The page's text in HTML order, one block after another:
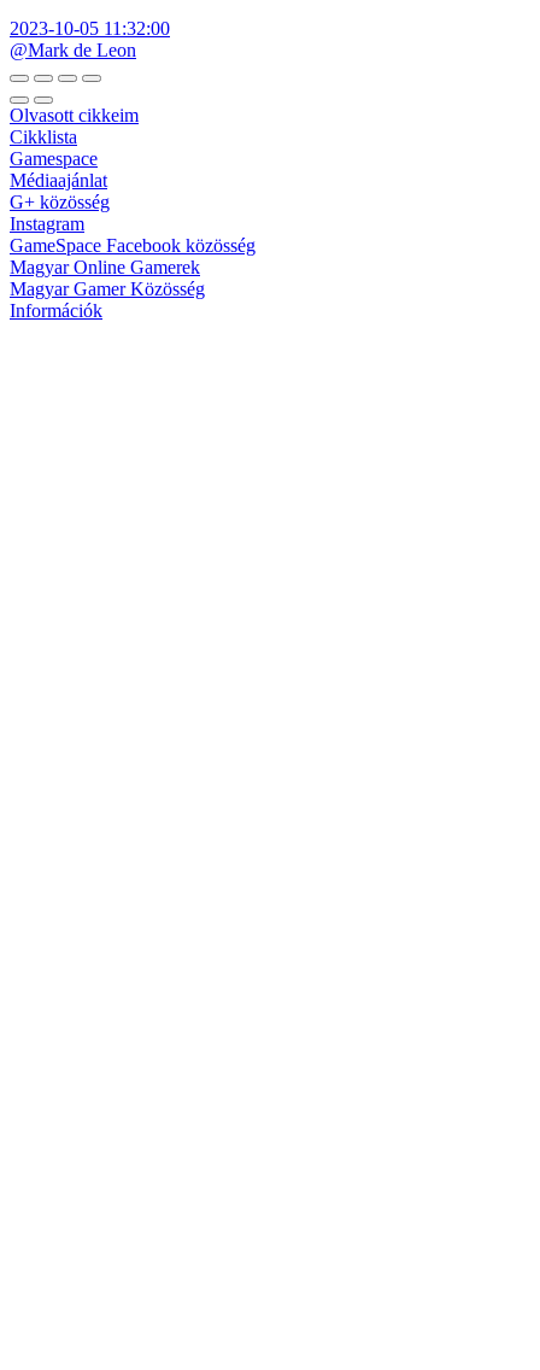
2023-10-05 11:32:00
@Mark de Leon
Olvasott cikkeim
Cikklista
Gamespace
Médiaajánlat
G+ közösség
Instagram
GameSpace Facebook közösség
Magyar Online Gamerek
Magyar Gamer Közösség
Információk